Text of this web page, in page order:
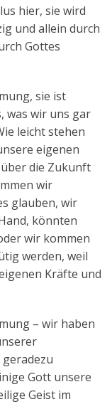
hier, sie wird
und allein durch
Gottes
sie ist
was wir uns gar
leicht stehen
eigenen
die Zukunft
wir
glauben, wir
könnten
wir kommen
werden, weil
Kräfte und
– wir haben
Gott unsere
Geist im